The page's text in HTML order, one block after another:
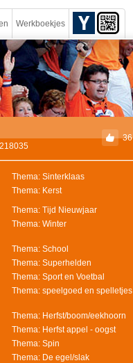
Werkboekjes
36
Thema: Sinterklaas
Thema: Kerst
Thema: Tijd Nieuwjaar
Thema: Winter
Thema: School
Thema: Superhelden
Thema: Sport en Voetbal
Thema: speelgoed en spelletjes
Thema: Herfst/boom/eekhoorn
Thema: Herfst appel - oogst
Thema: Spin
Thema: De egel/slak